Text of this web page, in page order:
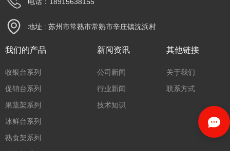
地址 : 苏州市常熟市常熟市辛庄镇沈浜村
我们的产品
收银台系列
促销台系列
果蔬架系列
冰鲜台系列
熟食架系列
新闻资讯
公司新闻
行业新闻
技术知识
其他链接
关于我们
联系方式